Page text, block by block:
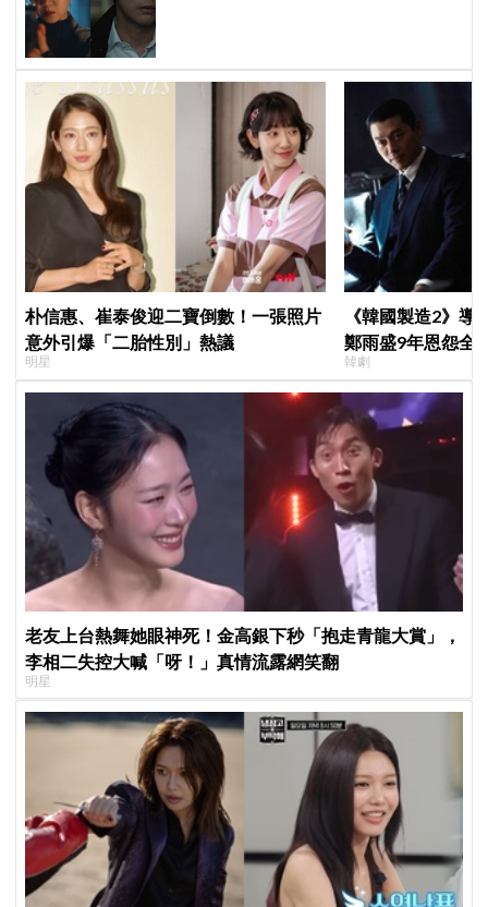
朴信惠、崔泰俊迎二寶倒數！一張照片
意外引爆「二胎性別」熱議
明星
《韓國製造2》導
鄭雨盛9年恩怨全
後？
韓劇
老友上台熱舞她眼神死！金高銀下秒「抱走青龍大賞」，
李相二失控大喊「呀！」真情流露網笑翻
明星